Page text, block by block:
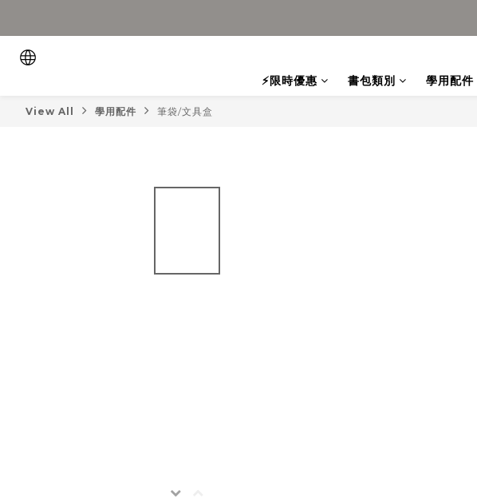
⚡限時優惠
書包類別 學用配件
View All 學用配件 筆袋/文具盒